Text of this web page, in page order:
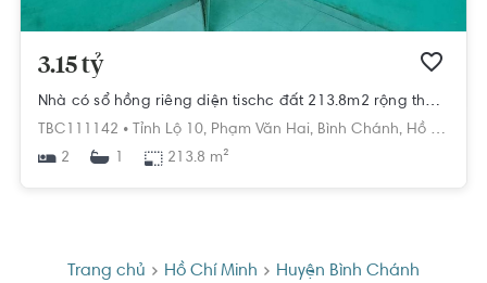
3.15 tỷ
Nhà có sổ hồng riêng diện tischc đất 213.8m2 rộng thoáng, khu dân cư hiện hữu.
TBC111142 •
Tỉnh Lộ 10, Phạm Văn Hai, Bình Chánh, Hồ Chí Minh
2
1 213.8 m²
Trang chủ Hồ Chí Minh
Huyện Bình Chánh